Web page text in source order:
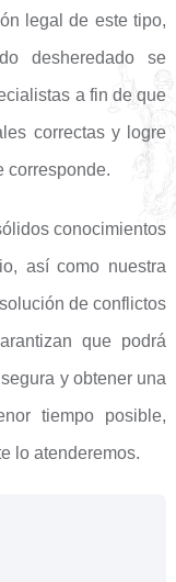
legal de este tipo,
desheredado se
a fin de que
correctas y logre
corresponde.
conocimientos
así como nuestra
de conflictos
que podrá
y obtener una
tiempo posible,
lo atenderemos.